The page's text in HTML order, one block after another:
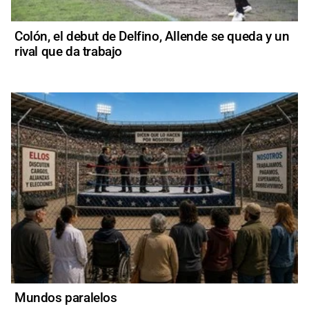
Colón, el debut de Delfino, Allende se queda y un
rival que da trabajo
Mundos paralelos